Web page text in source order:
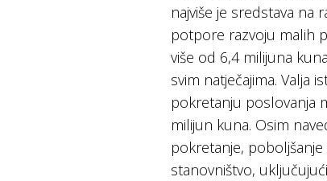
najviše je sredstava na
potpore razvoju malih
više od 6,4 milijuna
svim natječajima. Valja
pokretanju poslovanja
milijun kuna. Osim
pokretanje,
stanovništvo,